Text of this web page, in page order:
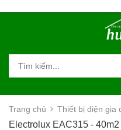
Trang chủ Thiết bị điện gia
Electrolux EAC315 -